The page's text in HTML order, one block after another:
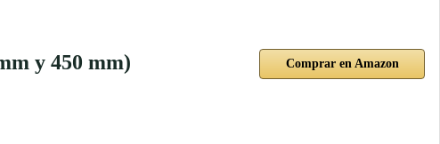
y 450 mm)
Comprar en Amazon